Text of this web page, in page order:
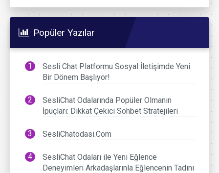
Popüler Yazılar
Sesli Chat Platformu Sosyal İletişimde Yeni
Bir Dönem Başlıyor!
SesliChat Odalarında Popüler Olmanın
İpuçları: Dikkat Çekici Sohbet Stratejileri
SesliChatodasi.Com
SesliChat Odaları ile Yeni Eğlence
Deneyimleri Arkadaşlarınla Eğlencenin Tadını